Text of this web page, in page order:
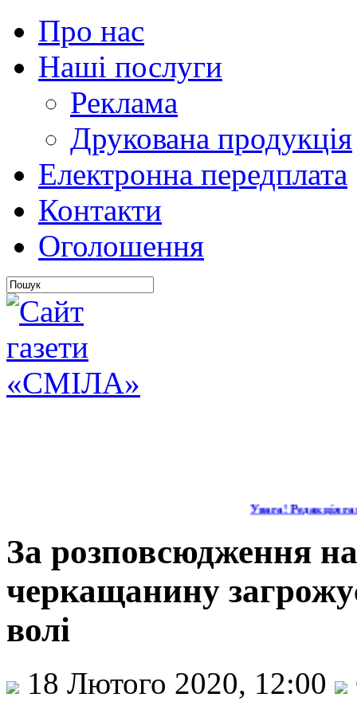
Про нас
Наші послуги
Реклама
Друкована продукція
Електронна передплата
Контакти
Оголошення
Увага! Редакція
За розповсюдження
черкащанину
волі
18 Лютого 2020, 12:00